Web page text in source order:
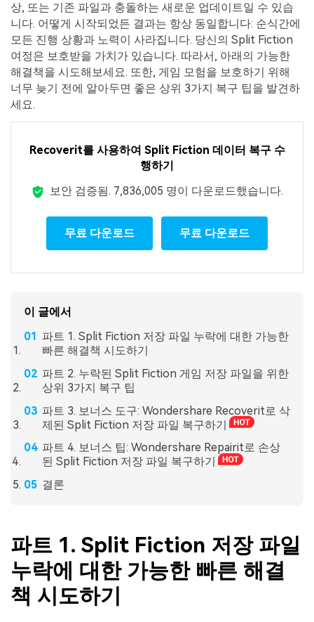
상, 또는 기존 파일과 충돌하는 새로운 업데이트일 수 있습
니다. 어떻게 시작되었든 결과는 항상 동일합니다: 순식간에
모든 진행 상황과 노력이 사라집니다. 당신의 Split Fiction
여정은 보호받을 가치가 있습니다. 따라서, 아래의 가능한
해결책을 시도해보세요. 또한, 게임 모험을 보호하기 위해
너무 늦기 전에 알아두면 좋은 상위 3가지 복구 팁을 발견하
세요.
Recoverit를 사용하여 Split Fiction 데이터 복구 수
행하기
보안 검증됨. 7,836,014 명이 다운로드했습니다.
무료 다운로드 무료 다운로드
이 글에서
파트 1. Split Fiction 저장 파일 누락에 대한 가능한
빠른 해결책 시도하기
파트 2. 누락된 Split Fiction 게임 저장 파일을 위한
상위 3가지 복구 팁
파트 3. 보너스 도구: Wondershare Recoverit로 삭
제된 Split Fiction 저장 파일 복구하기
파트 4. 보너스 팁: Wondershare Repairit로 손상
된 Split Fiction 저장 파일 복구하기
결론
파트 1. Split Fiction 저장 파일
누락에 대한 가능한 빠른 해결
책 시도하기